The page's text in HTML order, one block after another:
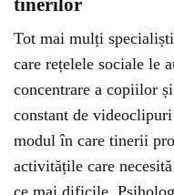
tinerilor
Tot mai mulți
care rețelele sociale le
concentrare a copiilor
constant de
modul în care tinerii
activitățile care
ce mai dificile.